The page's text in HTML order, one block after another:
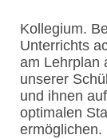
Kollegium.
Unterrichts
am Lehrplan
unserer
und ihnen
optimalen
ermöglichen.